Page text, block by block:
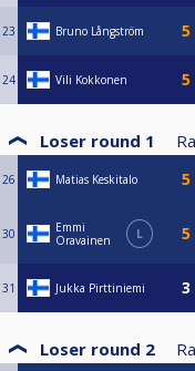
23 Bruno Långström
24 Vili Kokkonen
Loser round 1
26 Matias Keskitalo
30
Emmi
Oravainen
L
31 Jukka Pirttiniemi
Loser round 2